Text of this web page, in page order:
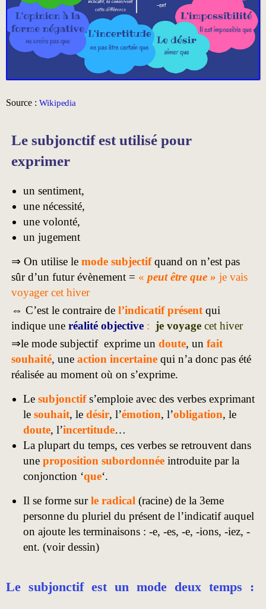
Source : Wikipedia
Le subjonctif est utilisé pour
exprimer
un sentiment,
une nécessité,
une volonté,
un jugement
⇒ On utilise le mode subjectifquand on n’est pas
sûr d’un futur évènement = « peut être que » je vais
voyager cet hiver
⇔ C’est le contraire de l’indicatif présent qui
indique une réalité objective : je voyage cet hiver
⇒le mode subjectif exprime un doute, un fait
souhaité, une action incertaine qui n’a donc pas été
réalisée au moment où on s’exprime.
Le subjonctifs’emploie avec des verbes exprimant
le souhait, le désir, l’émotion, l’obligation, le
doute, l’incertitude…
La plupart du temps, ces verbes se retrouvent dans
une proposition subordonnée introduite par la
conjonction ‘que‘.
Il se forme surle radical (racine) de la 3eme
personne du pluriel du présent de l’indicatif auquel
on ajoute les terminaisons : -e, -es, -e, -ions, -iez, -
ent. (voir dessin)
Le subjonctif est un mode deux temps :